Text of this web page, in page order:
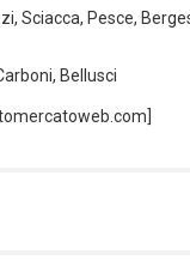
Sciacca, Pesce,
Bellusci